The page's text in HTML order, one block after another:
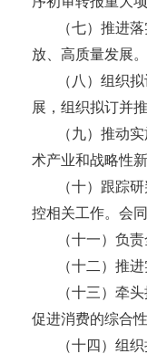
（七）推进
放、高质量发展
（八）组织
展，组织拟订并
（九）推动
术产业和战略性
（十）跟踪
控相关工作。会
（十一）负
（十二）推
（十三）牵
促进消费的综合
（十四）组